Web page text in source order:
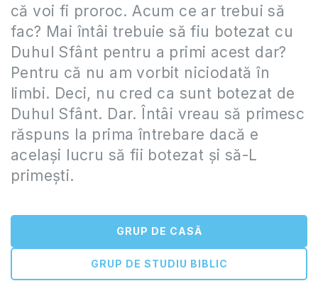
că voi fi proroc. Acum ce ar trebui să
fac? Mai întâi trebuie să fiu botezat cu
Duhul Sfânt pentru a primi acest dar?
Pentru că nu am vorbit niciodată în
limbi. Deci, nu cred ca sunt botezat de
Duhul Sfânt. Dar. Întâi vreau să primesc
răspuns la prima întrebare dacă e
același lucru să fii botezat și să-L
primești.
GRUP DE CASĂ
GRUP DE STUDIU BIBLIC